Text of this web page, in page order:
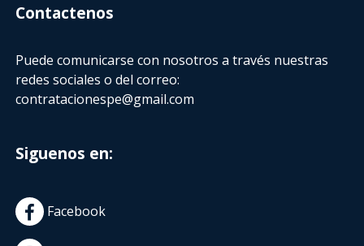
Contactenos
Puede comunicarse con nosotros a través nuestras
redes sociales o del correo:
contratacionespe@gmail.com
Siguenos en:
Facebook